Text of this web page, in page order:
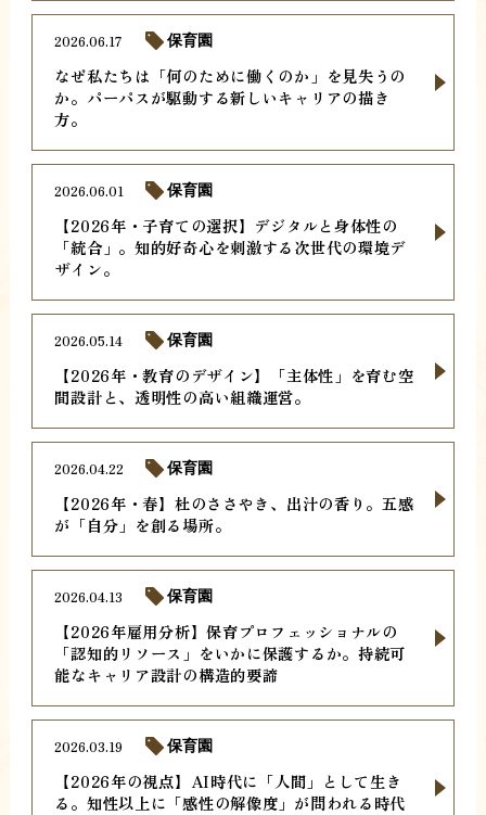
なぜ私たちは「何のために働くのか」を見失うの
か。パーパスが駆動する新しいキャリアの描き
方。
2026.06.17 保育園
【2026年・子育ての選択】デジタルと身体性の
「統合」。知的好奇心を刺激する次世代の環境デ
ザイン。
2026.06.01 保育園
【2026年・教育のデザイン】「主体性」を育む空
間設計と、透明性の高い組織運営。
2026.05.14 保育園
【2026年・春】杜のささやき、出汁の香り。五感
が「自分」を創る場所。
2026.04.22 保育園
【2026年雇用分析】保育プロフェッショナルの
「認知的リソース」をいかに保護するか。持続可
能なキャリア設計の構造的要諦
2026.04.13 保育園
【2026年の視点】AI時代に「人間」として生き
る。知性以上に「感性の解像度」が問われる時代
2026.03.19 保育園